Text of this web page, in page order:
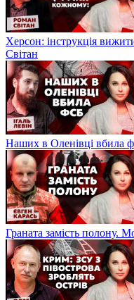
Херсон: інструкція
Світан
Наших в Оленівці вбила
Граната замість полону.